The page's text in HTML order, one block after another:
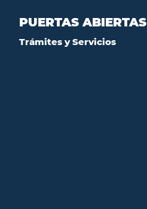
PUERTAS ABIERTAS
Trámites y Servicios